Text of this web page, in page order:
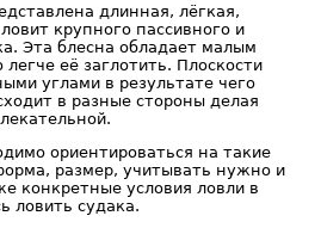
длинная, лёгкая,
крупного пассивного и
Эта блесна обладает малым
легче её заглотить. Плоскости
углами в результате чего
в разные стороны делая
ориентироваться на такие
размер, учитывать нужно и
конкретные условия ловли в
ловить судака.